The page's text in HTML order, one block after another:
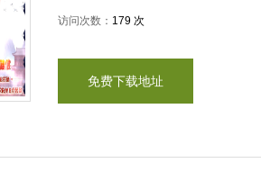
访问次数： 179 次
免费下载地址